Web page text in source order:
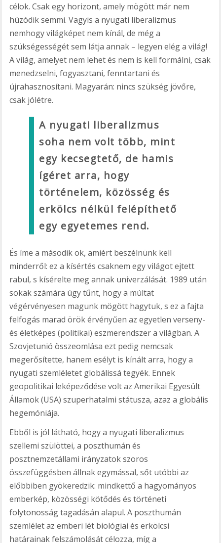
célok. Csak egy horizont, amely mögött már nem
húzódik semmi. Vagyis a nyugati liberalizmus
nemhogy világképet nem kínál, de még a
szükségességét sem látja annak – legyen elég a világ!
A világ, amelyet nem lehet és nem is kell formálni, csak
menedzselni, fogyasztani, fenntartani és
újrahasznosítani. Magyarán: nincs szükség jövőre,
csak jólétre.
A nyugati liberalizmus
soha nem volt több, mint
egy kecsegtető, de hamis
ígéret arra, hogy
történelem, közösség és
erkölcs nélkül felépíthető
egy egyetemes rend.
És íme a második ok, amiért beszélnünk kell
minderről: ez a kísértés csaknem egy világot ejtett
rabul, s kísérelte meg annak univerzálását. 1989 után
sokak számára úgy tűnt, hogy a múltat
végérvényesen magunk mögött hagytuk, s ez a fajta
felfogás marad örök érvényűen az egyetlen verseny-
és életképes (politikai) eszmerendszer a világban. A
Szovjetunió összeomlása ezt pedig nemcsak
megerősítette, hanem esélyt is kínált arra, hogy a
nyugati szemléletet globálissá tegyék. Ennek
geopolitikai leképeződése volt az Amerikai Egyesült
Államok (USA) szuperhatalmi státusza, azaz a globális
hegemóniája.
Ebből is jól látható, hogy a nyugati liberalizmus
szellemi szülöttei, a poszthumán és
posztnemzetállami irányzatok szoros
összefüggésben állnak egymással, sőt utóbbi az
előbbiben gyökeredzik: mindkettő a hagyományos
emberkép, közösségi kötődés és történeti
folytonosság tagadásán alapul. A poszthumán
szemlélet az emberi lét biológiai és erkölcsi
határainak felszámolását célozza, míg a